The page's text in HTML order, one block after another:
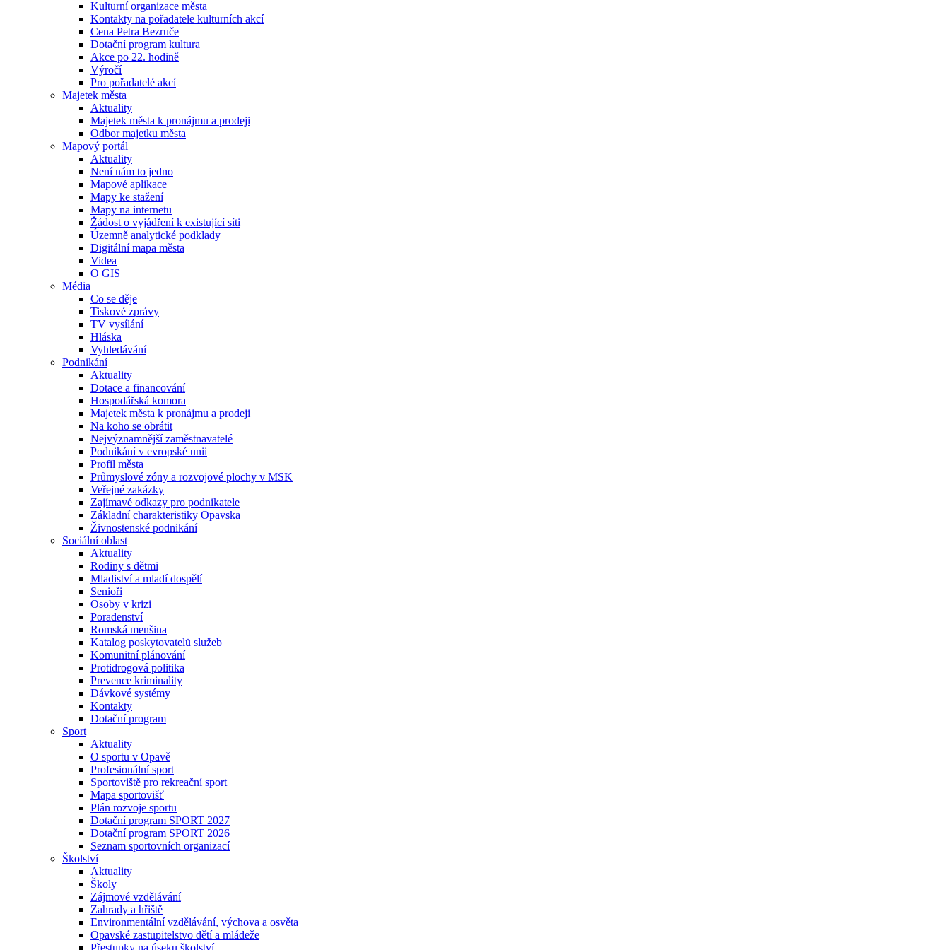
Kulturní organizace města
Kontakty na pořadatele kulturních akcí
Cena Petra Bezruče
Dotační program kultura
Akce po 22. hodině
Výročí
Pro pořadatelé akcí
Majetek města
Aktuality
Majetek města k pronájmu a prodeji
Odbor majetku města
Mapový portál
Aktuality
Není nám to jedno
Mapové aplikace
Mapy ke stažení
Mapy na internetu
Žádost o vyjádření k existující síti
Územně analytické podklady
Digitální mapa města
Videa
O GIS
Média
Co se děje
Tiskové zprávy
TV vysílání
Hláska
Vyhledávání
Podnikání
Aktuality
Dotace a financování
Hospodářská komora
Majetek města k pronájmu a prodeji
Na koho se obrátit
Nejvýznamnější zaměstnavatelé
Podnikání v evropské unii
Profil města
Průmyslové zóny a rozvojové plochy v MSK
Veřejné zakázky
Zajímavé odkazy pro podnikatele
Základní charakteristiky Opavska
Živnostenské podnikání
Sociální oblast
Aktuality
Rodiny s dětmi
Mladiství a mladí dospělí
Senioři
Osoby v krizi
Poradenství
Romská menšina
Katalog poskytovatelů služeb
Komunitní plánování
Protidrogová politika
Prevence kriminality
Dávkové systémy
Kontakty
Dotační program
Sport
Aktuality
O sportu v Opavě
Profesionální sport
Sportoviště pro rekreační sport
Mapa sportovišť
Plán rozvoje sportu
Dotační program SPORT 2027
Dotační program SPORT 2026
Seznam sportovních organizací
Školství
Aktuality
Školy
Zájmové vzdělávání
Zahrady a hřiště
Environmentální vzdělávání, výchova a osvěta
Opavské zastupitelstvo dětí a mládeže